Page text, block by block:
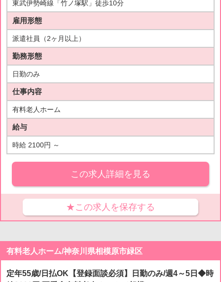
東武伊勢崎線「竹ノ塚駅」徒歩10分
雇用形態
派遣社員（2ヶ月以上）
勤務形態
日勤のみ
仕事内容
有料老人ホーム
給与
時給 2100円 ～
この求人詳細を見る
★この求人を保存する
有料老人ホーム/神奈川県相模原市緑区
定年55歳/日払OK【登録面談必須】日勤のみ/週4～5日◆時